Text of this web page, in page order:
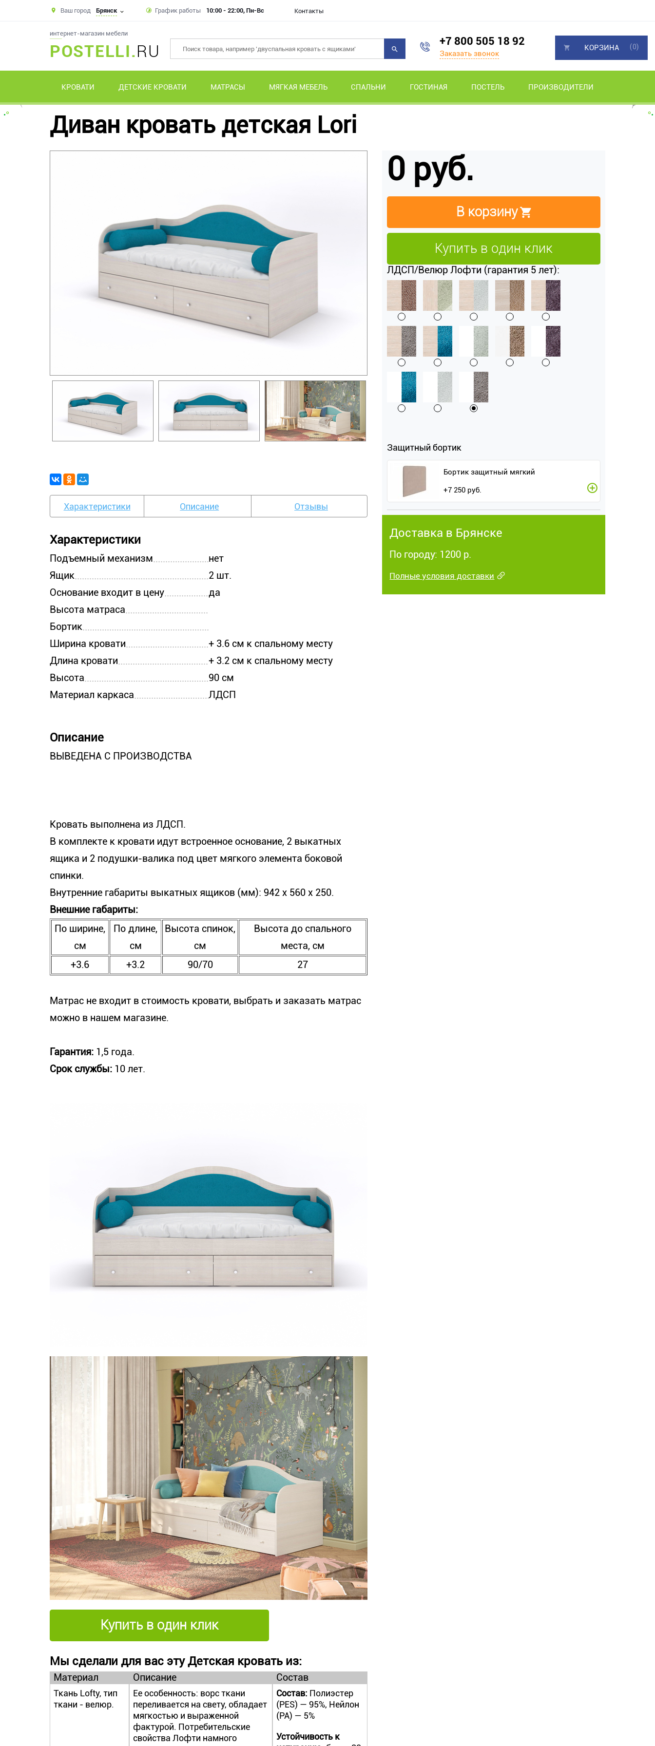
Ваш город Брянск График работы 10:00 - 22:00, Пн-Вс Контакты
интернет-магазин мебели
POSTELLI.RU
+7 800 505 18 92
Заказать звонок
КРОВАТИ ДЕТСКИЕ КРОВАТИ МАТРАСЫ МЯГКАЯ МЕБЕЛЬ СПАЛЬНИ ГОСТИНАЯ ПОСТЕЛЬ ПРОИЗВОДИТЕЛИ
КОРЗИНА (0)
Диван кровать детская Lori
Характеристики Описание Отзывы
Характеристики
Подъемный механизм
нет
Ящик
2 шт.
Основание входит в цену
да
Высота матраса
Бортик
Ширина кровати
+ 3.6 см к спальному месту
Длина кровати
+ 3.2 см к спальному месту
Высота
90 см
Материал каркаса
ЛДСП
Описание
ВЫВЕДЕНА С ПРОИЗВОДСТВА
Кровать выполнена из ЛДСП.
В комплекте к кровати идут встроенное основание, 2 выкатных
ящика и 2 подушки-валика под цвет мягкого элемента боковой
спинки.
Внутренние габариты выкатных ящиков (мм): 942 х 560 х 250.
Внешние габариты:
По ширине,
см
По длине,
см
Высота спинок,
см
Высота до спального
места, см
+3.6
+3.2 90/70 27
Матрас не входит в стоимость кровати, выбрать и заказать матрас
можно в нашем магазине.
Гарантия: 1,5 года.
Срок службы: 10 лет.
Купить в один клик
Мы сделали для вас эту Детская кровать из:
Материал Описание Состав
Ткань Lofty, тип
ткани - велюр.
Ее особенность: ворс ткани
переливается на свету, обладает
мягкостью и выраженной
фактурой. Потребительские
свойства Лофти намного
Состав: Полиэстер
(PES) — 95%, Нейлон
(PA) — 5%
Устойчивость к
0 руб.
В корзину
Купить в один клик
ЛДСП/Велюр Лофти (гарантия 5 лет):
Защитный бортик
Бортик защитный мягкий
+7 250 руб.
Доставка в Брянске
По городу: 1200 р.
Полные условия доставки